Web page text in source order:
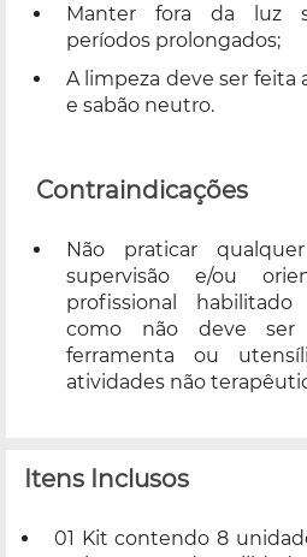
Manter fora da luz
períodos prolongados;
A limpeza deve ser feita
e sabão neutro.
Contraindicações
Não praticar
supervisão e/ou
profissional
como não deve ser
ferramenta ou
atividades não
Itens Inclusos
01 Kit contendo 8